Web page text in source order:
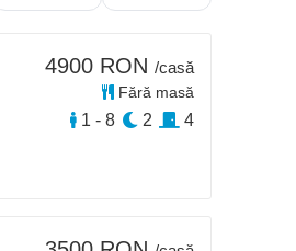
4900 RON /casă
Fără masă
1 - 8 2 4